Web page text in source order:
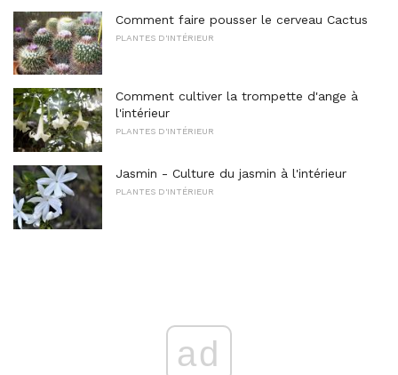
Comment faire pousser le cerveau Cactus
PLANTES D'INTÉRIEUR
Comment cultiver la trompette d'ange à
l'intérieur
PLANTES D'INTÉRIEUR
Jasmin - Culture du jasmin à l'intérieur
PLANTES D'INTÉRIEUR
ad